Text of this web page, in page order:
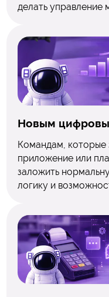
делать управление
Новым
Командам, которые
приложение или
заложить
логику и